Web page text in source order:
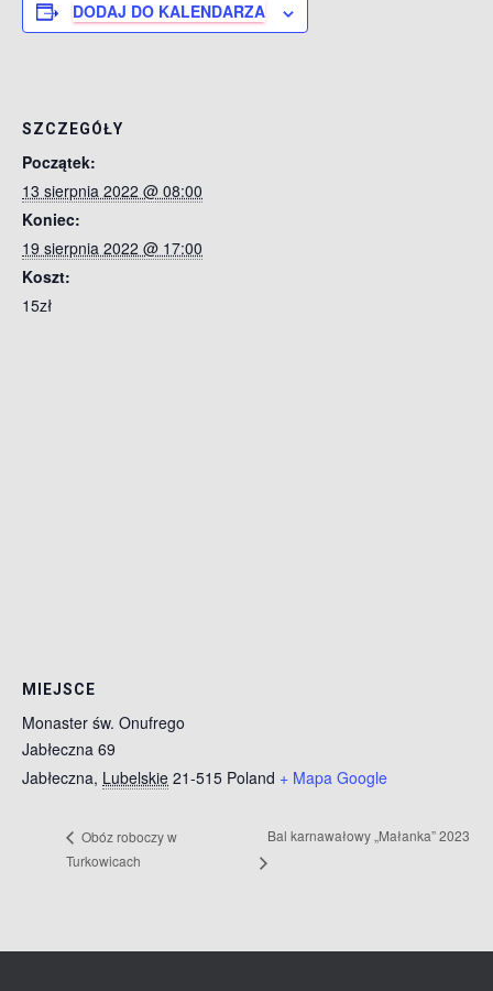
DODAJ DO KALENDARZA
SZCZEGÓŁY
Początek:
13 sierpnia 2022 @ 08:00
Koniec:
19 sierpnia 2022 @ 17:00
Koszt:
15zł
MIEJSCE
Monaster św. Onufrego
Jabłeczna 69
Jabłeczna, Lubelskie 21-515 Poland + Mapa Google
Obóz roboczy w
Turkowicach
Bal karnawałowy „Małanka” 2023